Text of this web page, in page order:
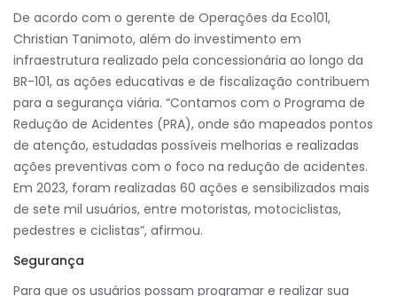
De acordo com o gerente de Operações da Eco101,
Christian Tanimoto, além do investimento em
infraestrutura realizado pela concessionária ao longo da
BR-101, as ações educativas e de fiscalização contribuem
para a segurança viária. “Contamos com o Programa de
Redução de Acidentes (PRA), onde são mapeados pontos
de atenção, estudadas possíveis melhorias e realizadas
ações preventivas com o foco na redução de acidentes.
Em 2023, foram realizadas 60 ações e sensibilizados mais
de sete mil usuários, entre motoristas, motociclistas,
pedestres e ciclistas”, afirmou.
Segurança
Para que os usuários possam programar e realizar sua